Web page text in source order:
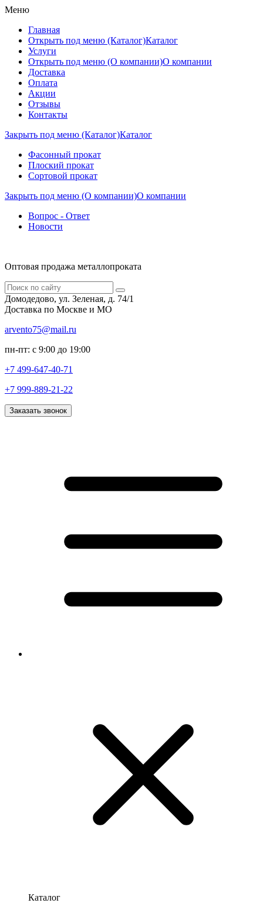
Меню
Главная
Открыть под меню (Каталог)Каталог
Услуги
Открыть под меню (О компании)О компании
Доставка
Оплата
Акции
Отзывы
Контакты
Закрыть под меню (Каталог)Каталог
Фасонный прокат
Плоский прокат
Сортовой прокат
Закрыть под меню (О компании)О компании
Вопрос - Ответ
Новости
Оптовая продажа металлопроката
Домодедово, ул. Зеленая, д. 74/1
Доставка по Москве и МО
arvento75@mail.ru
пн-пт: с 9:00 до 19:00
+7 499-647-40-71
+7 999-889-21-22
Заказать звонок
Каталог